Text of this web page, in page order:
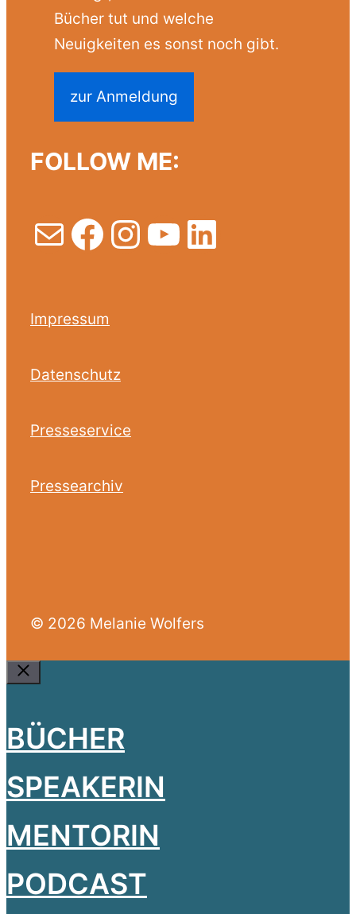
Bücher tut und welche
Neuigkeiten es sonst noch gibt.
zur Anmeldung
FOLLOW ME:
E-MailFacebook
Instagram
YouTube
LinkedIn
Impressum
Datenschutz
Presseservice
Pressearchiv
© 2026 Melanie Wolfers
Close
BÜCHER
SPEAKERIN
MENTORIN
PODCAST